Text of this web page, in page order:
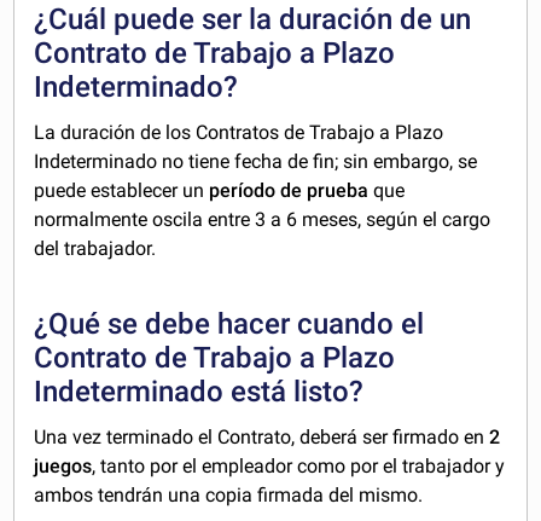
¿Cuál puede ser la duración de un
Contrato de Trabajo a Plazo
Indeterminado?
La duración de los Contratos de Trabajo a Plazo
Indeterminado no tiene fecha de fin; sin embargo, se
puede establecer un período de prueba que
normalmente oscila entre 3 a 6 meses, según el cargo
del trabajador.
¿Qué se debe hacer cuando el
Contrato de Trabajo a Plazo
Indeterminado está listo?
Una vez terminado el Contrato, deberá ser firmado en 2
juegos, tanto por el empleador como por el trabajador y
ambos tendrán una copia firmada del mismo.